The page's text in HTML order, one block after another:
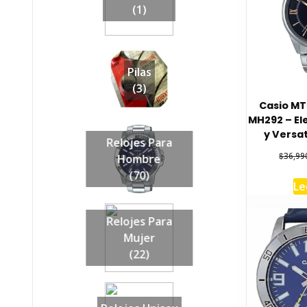
Casio
MH292 –
y
$
(1)
Pilas
(3)
Relojes Para
Hombre
(70)
Relojes Para
Mujer
(22)